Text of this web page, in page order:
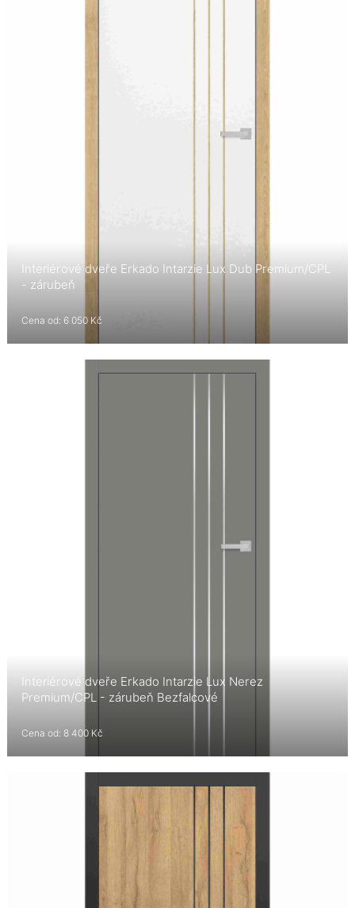
Interiérové dveře Erkado Intarzie Lux Dub Premium/CPL
- zárubeň
Cena od: 6 050 Kč
Interiérové dveře Erkado Intarzie Lux Nerez
Premium/CPL - zárubeň Bezfalcové
Cena od: 8 400 Kč